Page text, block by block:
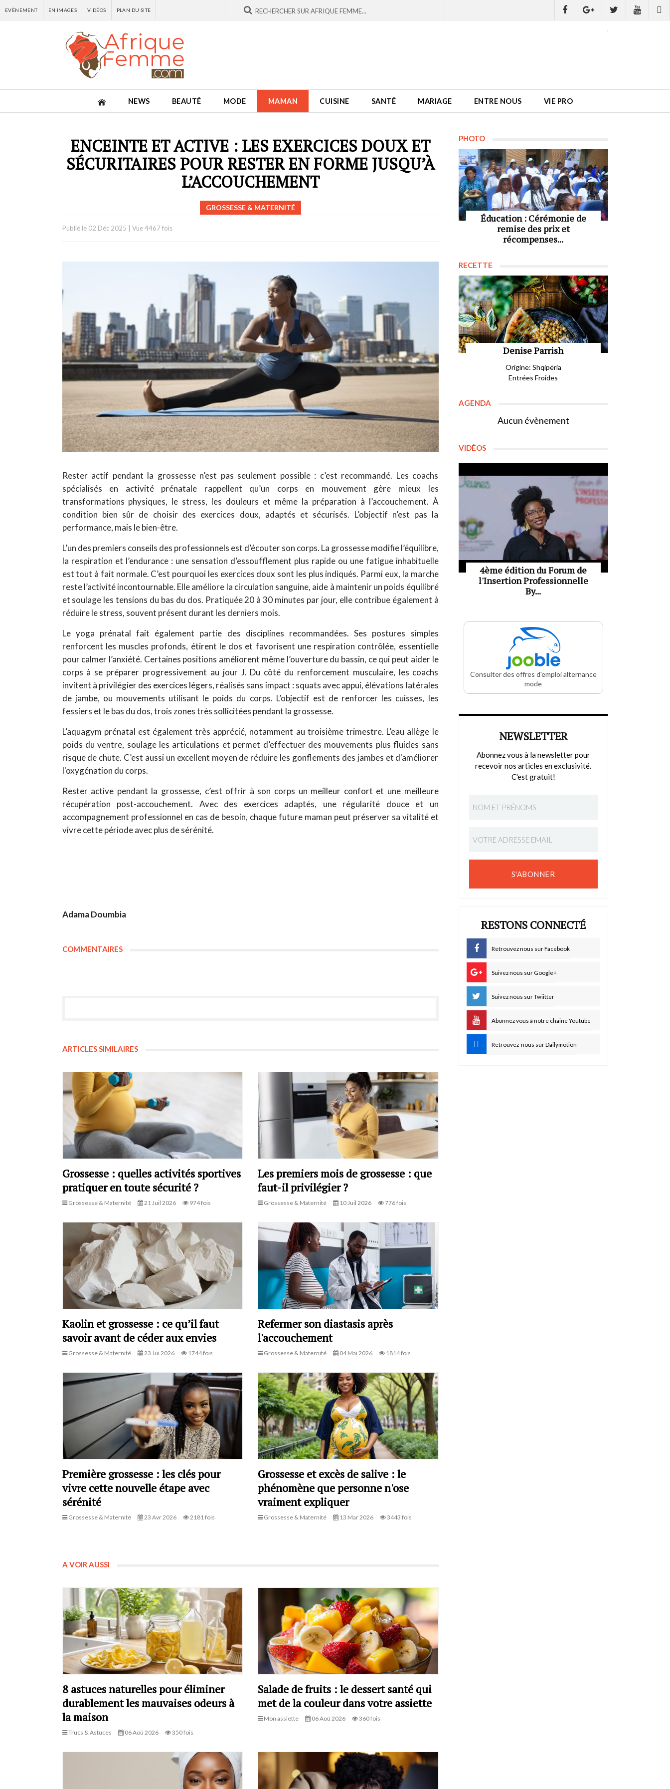
EVÈNEMENT EN IMAGES VIDÉOS PLAN DU SITE
NEWS BEAUTÉ MODE MAMAN CUISINE SANTÉ MARIAGE ENTRE NOUS VIE PRO
ENCEINTE ET ACTIVE : LES EXERCICES DOUX ET
SÉCURITAIRES POUR RESTER EN FORME JUSQU’À
L’ACCOUCHEMENT
GROSSESSE & MATERNITÉ
Publié le 02 Déc 2025 Vue 4467 fois
Rester actif pendant la grossesse n’est pas seulement possible : c’est recommandé. Les coachs
spécialisés en activité prénatale rappellent qu’un corps en mouvement gère mieux les
transformations physiques, le stress, les douleurs et même la préparation à l’accouchement. À
condition bien sûr de choisir des exercices doux, adaptés et sécurisés. L’objectif n’est pas la
performance, mais le bien-être.
L’un des premiers conseils des professionnels est d’écouter son corps. La grossesse modifie l’équilibre,
la respiration et l’endurance : une sensation d’essoufflement plus rapide ou une fatigue inhabituelle
est tout à fait normale. C’est pourquoi les exercices doux sont les plus indiqués. Parmi eux, la marche
reste l’activité incontournable. Elle améliore la circulation sanguine, aide à maintenir un poids équilibré
et soulage les tensions du bas du dos. Pratiquée 20 à 30 minutes par jour, elle contribue également à
réduire le stress, souvent présent durant les derniers mois.
Le yoga prénatal fait également partie des disciplines recommandées. Ses postures simples
renforcent les muscles profonds, étirent le dos et favorisent une respiration contrôlée, essentielle
pour calmer l’anxiété. Certaines positions améliorent même l’ouverture du bassin, ce qui peut aider le
corps à se préparer progressivement au jour J. Du côté du renforcement musculaire, les coachs
invitent à privilégier des exercices légers, réalisés sans impact : squats avec appui, élévations latérales
de jambe, ou mouvements utilisant le poids du corps. L’objectif est de renforcer les cuisses, les
fessiers et le bas du dos, trois zones très sollicitées pendant la grossesse.
L’aquagym prénatal est également très apprécié, notamment au troisième trimestre. L’eau allège le
poids du ventre, soulage les articulations et permet d’effectuer des mouvements plus fluides sans
risque de chute. C’est aussi un excellent moyen de réduire les gonflements des jambes et d'améliorer
l'oxygénation du corps.
Rester active pendant la grossesse, c’est offrir à son corps un meilleur confort et une meilleure
récupération post-accouchement. Avec des exercices adaptés, une régularité douce et un
accompagnement professionnel en cas de besoin, chaque future maman peut préserver sa vitalité et
vivre cette période avec plus de sérénité.
Adama Doumbia
COMMENTAIRES
ARTICLES SIMILAIRES
Grossesse : quelles activités sportives
pratiquer en toute sécurité ?
Grossesse & Maternité 21 Juil 2026 974 fois
Les premiers mois de grossesse : que
faut-il privilégier ?
Grossesse & Maternité 10 Juil 2026 776 fois
Kaolin et grossesse : ce qu’il faut
savoir avant de céder aux envies
Grossesse & Maternité 23 Jui 2026 1744 fois
Refermer son diastasis après
l'accouchement
Grossesse & Maternité 04 Mai 2026 1814 fois
Première grossesse : les clés pour
vivre cette nouvelle étape avec
sérénité
Grossesse & Maternité 23 Avr 2026 2181 fois
Grossesse et excès de salive : le
phénomène que personne n'ose
vraiment expliquer
Grossesse & Maternité 13 Mar 2026 3443 fois
A VOIR AUSSI
8 astuces naturelles pour éliminer
durablement les mauvaises odeurs à
la maison
Trucs & Astuces 06 Aoû 2026 350 fois
Salade de fruits : le dessert santé qui
met de la couleur dans votre assiette
Mon assiette 06 Aoû 2026 360 fois
PHOTO
Éducation : Cérémonie de
remise des prix et
récompenses...
RECETTE
Denise Parrish
Origine: Shqipëria
Entrées Froides
AGENDA
Aucun évènement
VIDÉOS
4ème édition du Forum de
l'Insertion Professionnelle
By...
Consulter des offres d'emploi alternance
mode
NEWSLETTER
Abonnez vous à la newsletter pour
recevoir nos articles en exclusivité.
C'est gratuit!
S'ABONNER
RESTONS CONNECTÉ
Retrouvez nous sur Facebook
Suivez nous sur Google+
Suivez nous sur Twiitter
Abonnez vous à notre chaine Youtube
Retrouvez-nous sur Dailymotion